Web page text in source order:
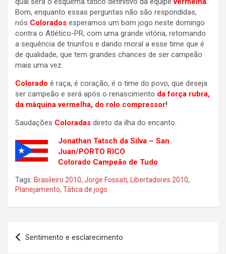
Bom, enquanto essas perguntas não são respondidas,
nós Colorados esperamos um bom jogo neste domingo
contra o Atlético-PR, com uma grande vitória, retomando
a sequência de triunfos e dando moral a esse time que é
de qualidade, que tem grandes chances de ser campeão
mais uma vez.
Colorado é raça, é coração, é o time do povo, que deseja
ser campeão e será após o renascimento da força rubra,
da máquina vermelha, do rolo compressor!
Saudações Coloradas direto da ilha do encanto.
Jonathan Tatsch da Silva – San
Juan/PORTO RICO
Colorado Campeão de Tudo
Tags: Brasileiro 2010, Jorge Fossati, Libertadores 2010,
Planejamento, Tática de jogo
Navegação
de
Sentimento e esclarecimento